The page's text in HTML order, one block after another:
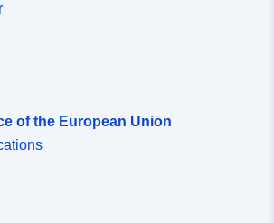
of the European Union